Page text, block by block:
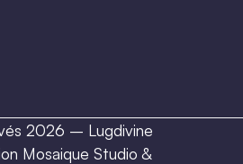
2026 – Lugdivine
Mosaique Studio &